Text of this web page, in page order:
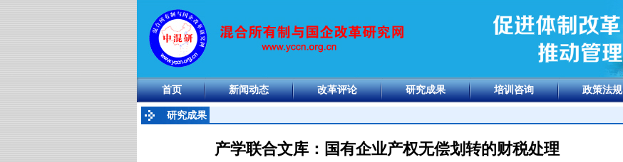
首页 新闻动态 改革评论 研究成果 培训咨询 政策法规
研究成果
产学联合文库：国有企业产权无偿划转的财税处理